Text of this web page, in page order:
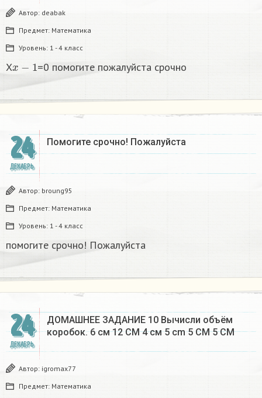
Автор: deabak
Предмет: Математика
Уровень: 1 - 4 класс
X =0 помогите пожалуйста срочно
24
ДЕКАБРЬ
Помогите срочно! Пожалуйста
Автор: broung95
Предмет: Математика
Уровень: 1 - 4 класс
помогите срочно! Пожалуйста
24
ДЕКАБРЬ
ДОМАШНЕЕ ЗАДАНИЕ 10 Вычисли объём
коробок. 6 см 12 CM 4 см 5 cm 5 CM 5 CM​
Автор: igromax77
Предмет: Математика